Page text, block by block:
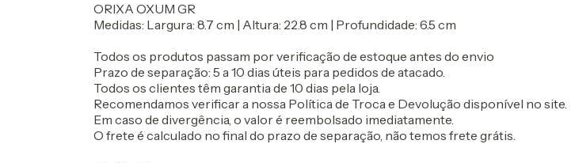
ORIXA OXUM GR
Medidas: Largura: 8.7 cm | Altura: 22.8 cm | Profundidade: 6.5 cm
Todos os produtos passam por verificação de estoque antes do envio
Prazo de separação: 5 a 10 dias úteis para pedidos de atacado.
Todos os clientes têm garantia de 10 dias pela loja.
Recomendamos verificar a nossa Política de Troca e Devolução disponível no site.
Em caso de divergência, o valor é reembolsado imediatamente.
O frete é calculado no final do prazo de separação, não temos frete grátis.